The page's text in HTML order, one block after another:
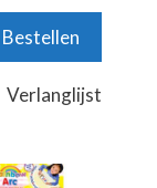
5Bestellen
Verlanglijst